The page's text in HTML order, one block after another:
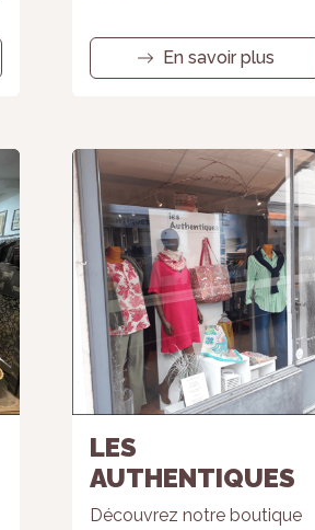
En savoir plus
LES
AUTHENTIQUES
Découvrez notre boutique